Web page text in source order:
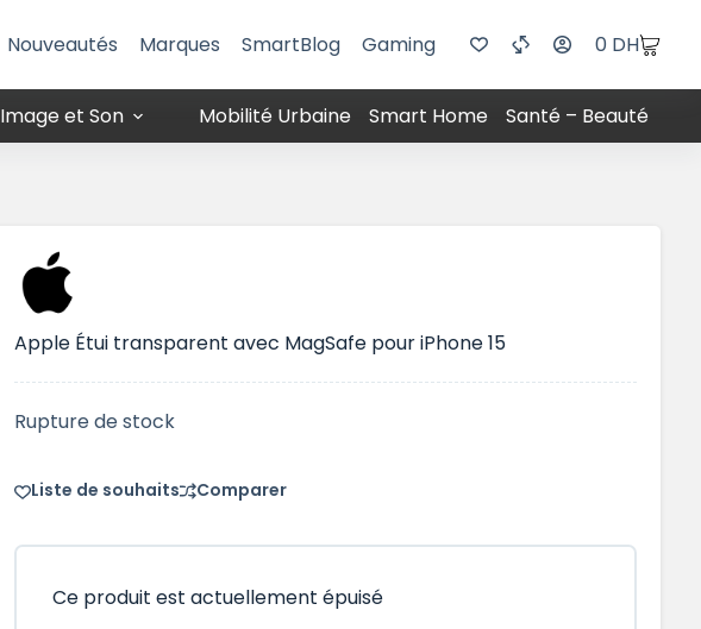
Nouveautés Marques SmartBlog Gaming 0 DH
Image et Son Mobilité Urbaine Smart Home Santé – Beauté
Apple Étui transparent avec MagSafe pour iPhone 15
Rupture de stock
Liste de souhaits Comparer
Ce produit est actuellement épuisé